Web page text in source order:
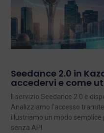
Seedance 2.0 in
accedervi e come
Il servizio Seedance 2.0 è
Analizziamo l'accesso
illustriamo un modo semplice
senza API.